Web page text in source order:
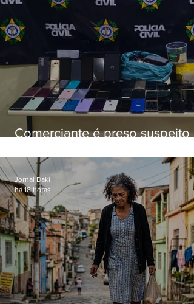
Comerciante é preso suspeito
loja
Jornal Daki
há 18 horas